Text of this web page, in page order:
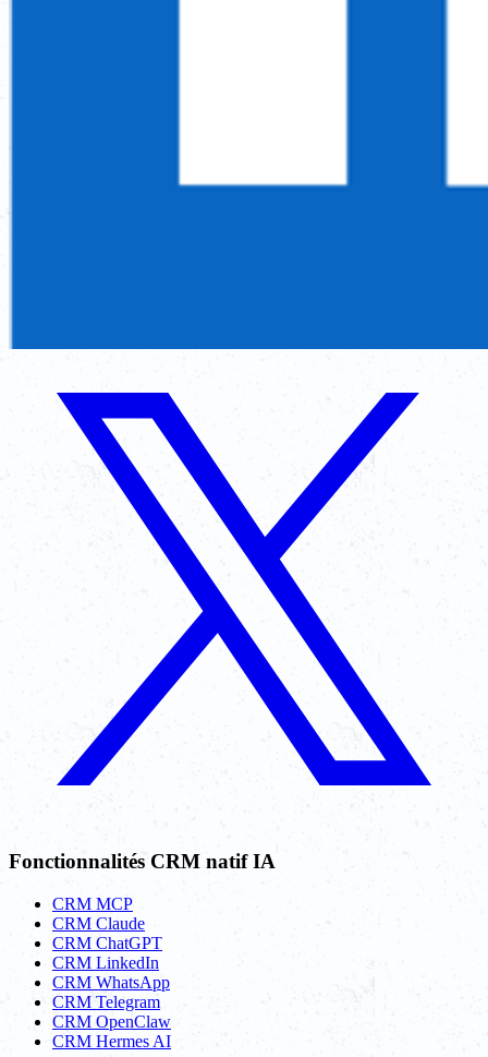
Fonctionnalités CRM natif IA
CRM MCP
CRM Claude
CRM ChatGPT
CRM LinkedIn
CRM WhatsApp
CRM Telegram
CRM OpenClaw
CRM Hermes AI